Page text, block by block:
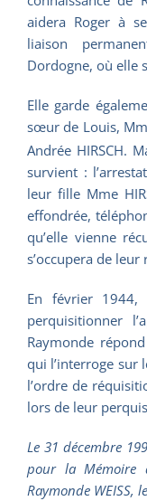
aidera Roger à
liaison
Dordogne, où elle
Elle garde
sœur de Louis,
Andrée HIRSCH.
survient :
leur fille Mme
effondrée,
qu’elle vienne
s’occupera de
En février 1944,
perquisitionner
Raymonde
qui l’interroge sur
l’ordre de
lors de leur
Le 31 décembre
pour la Mémoire
Raymonde WEISS,